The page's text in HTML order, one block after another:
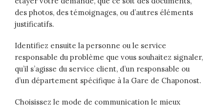
des photos, des témoignages, ou d’autres éléments
justificatifs.
Identifiez ensuite la personne ou le service
responsable du problème que vous souhaitez signaler,
qu’il s’agisse du service client, d’un responsable ou
d’un département spécifique à la Gare de Chaponost.
Choisissez le mode de communication le mieux